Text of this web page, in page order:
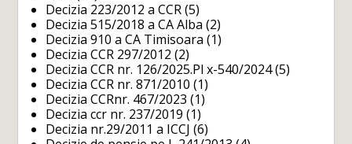
Decizia 223/2012 a CCR (5)
Decizia 515/2018 a CA Alba (2)
Decizia 910 a CA Timisoara (1)
Decizia CCR 297/2012 (2)
Decizia CCR nr. 126/2025.Pl x-540/2024(5)
Decizia CCR nr. 871/2010 (1)
Decizia CCRnr. 467/2023 (1)
Decizia ccr nr. 237/2019 (1)
Decizia nr.29/2011 a ICCJ (6)